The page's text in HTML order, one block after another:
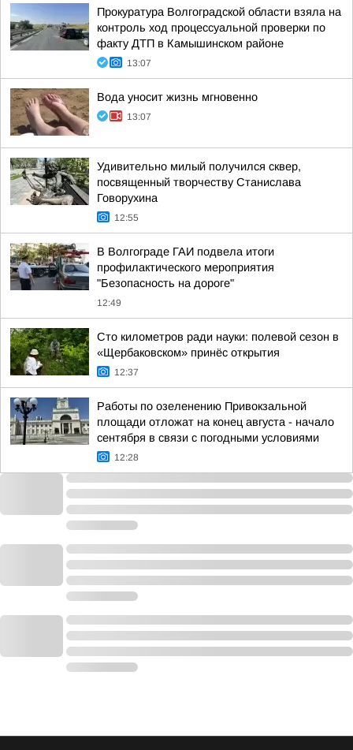
Прокуратура Волгоградской области взяла на
контроль ход процессуальной проверки по
факту ДТП в Камышинском районе
13:07
Вода уносит жизнь мгновенно
13:07
Удивительно милый получился сквер,
посвященный творчеству Станислава
Говорухина
12:55
В Волгограде ГАИ подвела итоги
профилактического мероприятия
"Безопасность на дороге"
12:49
Сто километров ради науки: полевой сезон в
«Щербаковском» принёс открытия
12:37
Работы по озеленению Привокзальной
площади отложат на конец августа - начало
сентября в связи с погодными условиями
12:28